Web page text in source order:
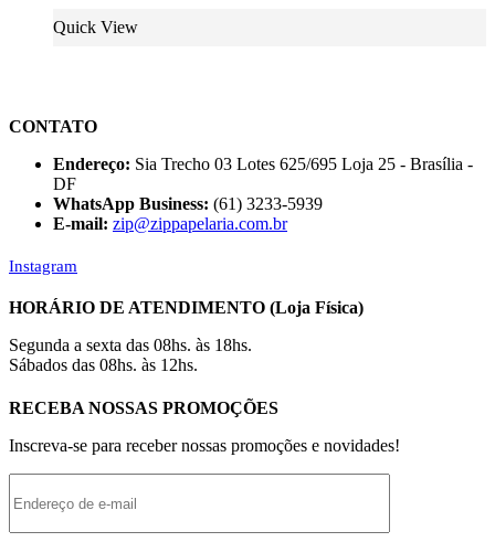
Quick View
CONTATO
Endereço: Sia Trecho 03 Lotes 625/695 Loja 25 - Brasília -
DF
WhatsApp Business: (61) 3233-5939
E-mail: zip@zippapelaria.com.br
Instagram
HORÁRIO DE ATENDIMENTO (Loja Física)
Segunda a sexta das 08hs. às 18hs.
Sábados das 08hs. às 12hs.
RECEBA NOSSAS PROMOÇÕES
Inscreva-se para receber nossas promoções e novidades!